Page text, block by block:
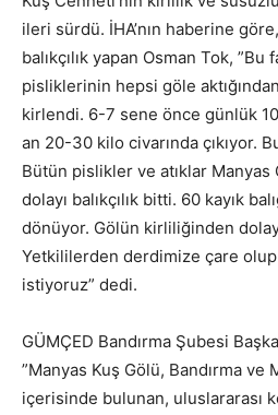
ileri sürdü. İHA’nın haberine
balıkçılık yapan Osman Tok, ”Bu
pisliklerinin hepsi göle
kirlendi. 6-7 sene önce günlük
an 20-30 kilo civarında çıkıyor.
Bütün pislikler ve atıklar Manyas
dolayı balıkçılık bitti. 60 kayık
dönüyor. Gölün kirliliğinden
Yetkililerden derdimize çare
istiyoruz” dedi.
GÜMÇED Bandırma Şubesi
”Manyas Kuş Gölü, Bandırma ve
içerisinde bulunan, uluslararası